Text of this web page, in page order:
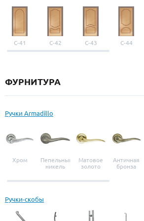
С-41 С-42 С-43 С-44
ФУРНИТУРА
Ручки Armadillo
Хром
Пепельный
никель
Матовое
золото
Античная
бронза
Ручки-скобы